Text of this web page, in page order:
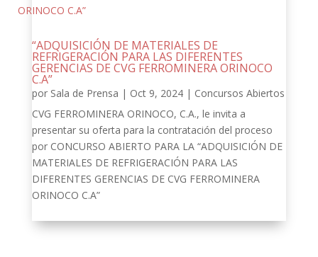
“ADQUISICIÓN DE MATERIALES DE
REFRIGERACIÓN PARA LAS DIFERENTES
GERENCIAS DE CVG FERROMINERA ORINOCO
C.A”
por Sala de Prensa | Oct 9, 2024| Concursos Abiertos
CVG FERROMINERA ORINOCO, C.A., le invita a
presentar su oferta para la contratación del proceso
por CONCURSO ABIERTO PARA LA “ADQUISICIÓN DE
MATERIALES DE REFRIGERACIÓN PARA LAS
DIFERENTES GERENCIAS DE CVG FERROMINERA
ORINOCO C.A”